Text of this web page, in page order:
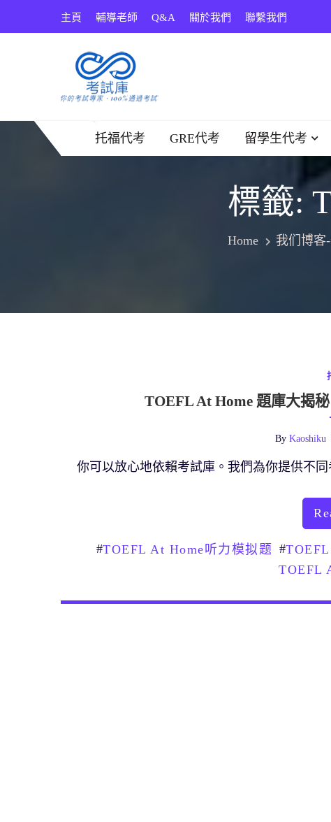
主頁 輔導老師 Q&A 關於我們 聯繫我們
托福代考 GRE代考 留學生代考
標籤:
Home 我们博客
TOEFL At Home 題庫大揭
By Kaoshiku
你可以放心地依賴考試庫。我們為你提供不
#TOEFL At Home听力模拟题 #
TOEFL